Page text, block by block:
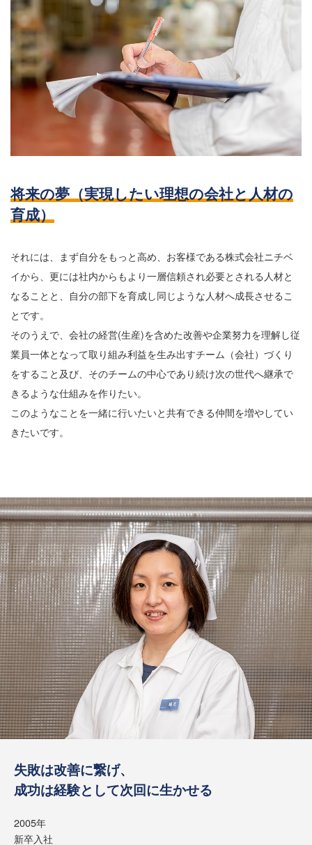
将来の夢（実現したい理想の会社と人材の
育成）
それには、まず自分をもっと高め、お客様である株式会社ニチベ
イから、更には社内からもより一層信頼され必要とされる人材と
なることと、自分の部下を育成し同じような人材へ成長させるこ
とです。
そのうえで、会社の経営(生産)を含めた改善や企業努力を理解し従
業員一体となって取り組み利益を生み出すチーム（会社）づくり
をすること及び、そのチームの中心であり続け次の世代へ継承で
きるような仕組みを作りたい。
このようなことを一緒に行いたいと共有できる仲間を増やしてい
きたいです。
失敗は改善に繋げ、
成功は経験として次回に生かせる
2005年
新卒入社